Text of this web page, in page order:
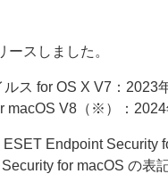
ースしました。
ス for OS X V7：2023
macOS V8（※）：
Endpoint Security
for macOS の表